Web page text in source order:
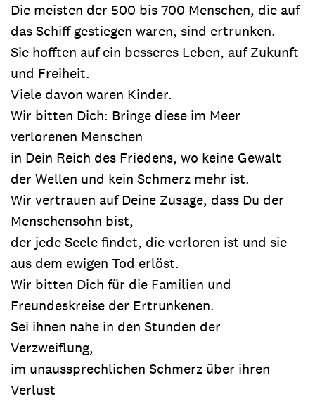
Die meisten der 500 bis 700 Menschen, die auf
das Schiff gestiegen waren, sind ertrunken.
Sie hofften auf ein besseres Leben, auf Zukunft
und Freiheit.
Viele davon waren Kinder.
Wir bitten Dich: Bringe diese im Meer
verlorenen Menschen
in Dein Reich des Friedens, wo keine Gewalt
der Wellen und kein Schmerz mehr ist.
Wir vertrauen auf Deine Zusage, dass Du der
Menschensohn bist,
der jede Seele findet, die verloren ist und sie
aus dem ewigen Tod erlöst.
Wir bitten Dich für die Familien und
Freundeskreise der Ertrunkenen.
Sei ihnen nahe in den Stunden der
Verzweiflung,
im unaussprechlichen Schmerz über ihren
Verlust